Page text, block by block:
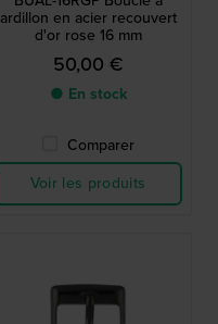
ardillon en acier recouvert
d'or rose 16 mm
50,00 €
● En stock
Comparer
Voir les produits